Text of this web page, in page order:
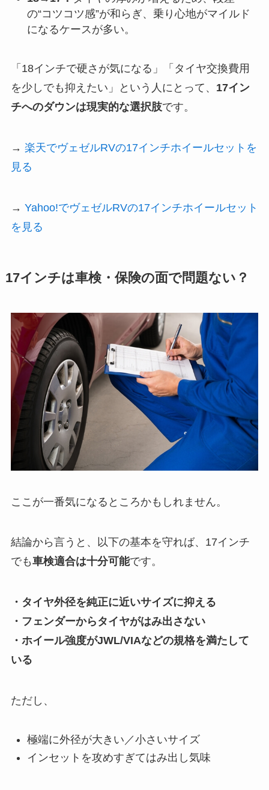
の“コツコツ感”が和らぎ、乗り心地がマイルド
になるケースが多い。
「18インチで硬さが気になる」「タイヤ交換費用
を少しでも抑えたい」という人にとって、 17イン
チへのダウンは現実的な選択肢です。
→ 楽天でヴェゼルRVの17インチホイールセットを
見る
→ Yahoo!でヴェゼルRVの17インチホイールセット
を見る
17インチは車検・保険の面で問題ない？
ここが一番気になるところかもしれません。
結論から言うと、以下の基本を守れば、17インチ
でも車検適合は十分可能です。
・タイヤ外径を純正に近いサイズに抑える
・フェンダーからタイヤがはみ出さない
・ホイール強度がJWL/VIAなどの規格を満たして
いる
ただし、
極端に外径が大きい／小さいサイズ
インセットを攻めすぎてはみ出し気味